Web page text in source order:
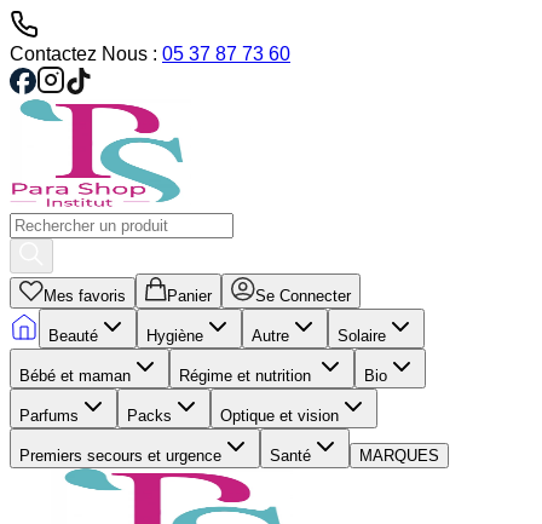
Contactez Nous : 05 37 87 73 60
Mes favoris Panier Se Connecter
Beauté Hygiène Autre Solaire
Bébé et maman Régime et nutrition Bio
Parfums Packs Optique et vision
Premiers secours et urgence Santé MARQUES